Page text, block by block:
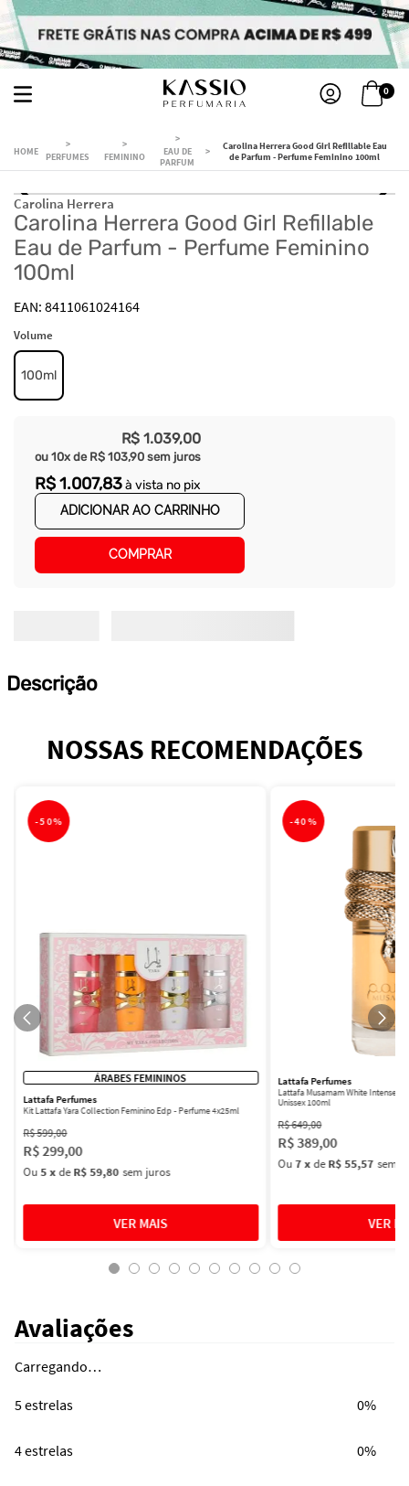
0
PERFUMES FEMININO
EAU DE
PARFUM
Carolina Herrera Good Girl Refillable Eau
de Parfum - Perfume Feminino 100ml
Carolina Herrera
Carolina Herrera Good Girl Refillable
Eau de Parfum - Perfume Feminino
100ml
8411061024164
Volume
100ml
R$ 1.039,00
ou 10x de R$ 103,90 sem juros
R$1.007,83à vista no pix
ADICIONAR AO CARRINHO
COMPRAR
Descrição
NOSSAS RECOMENDAÇÕES
-50%
ÁRABES FEMININOS
Lattafa Perfumes
Kit Lattafa Yara Collection Feminino Edp - Perfume 4x25ml
R$599,00
R$299,00
Ou5 xdeR$ 59,80 sem juros
-40%
Lattafa Perfumes
Lattafa Musamam White Intense
Unissex 100ml
R$649,00
R$389,00
Ou7xdeR$ 55,57 sem
Avaliações
Carregando…
5 estrelas 0%
4 estrelas 0%